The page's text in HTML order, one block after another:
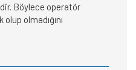
Böylece operatör
olmadığını